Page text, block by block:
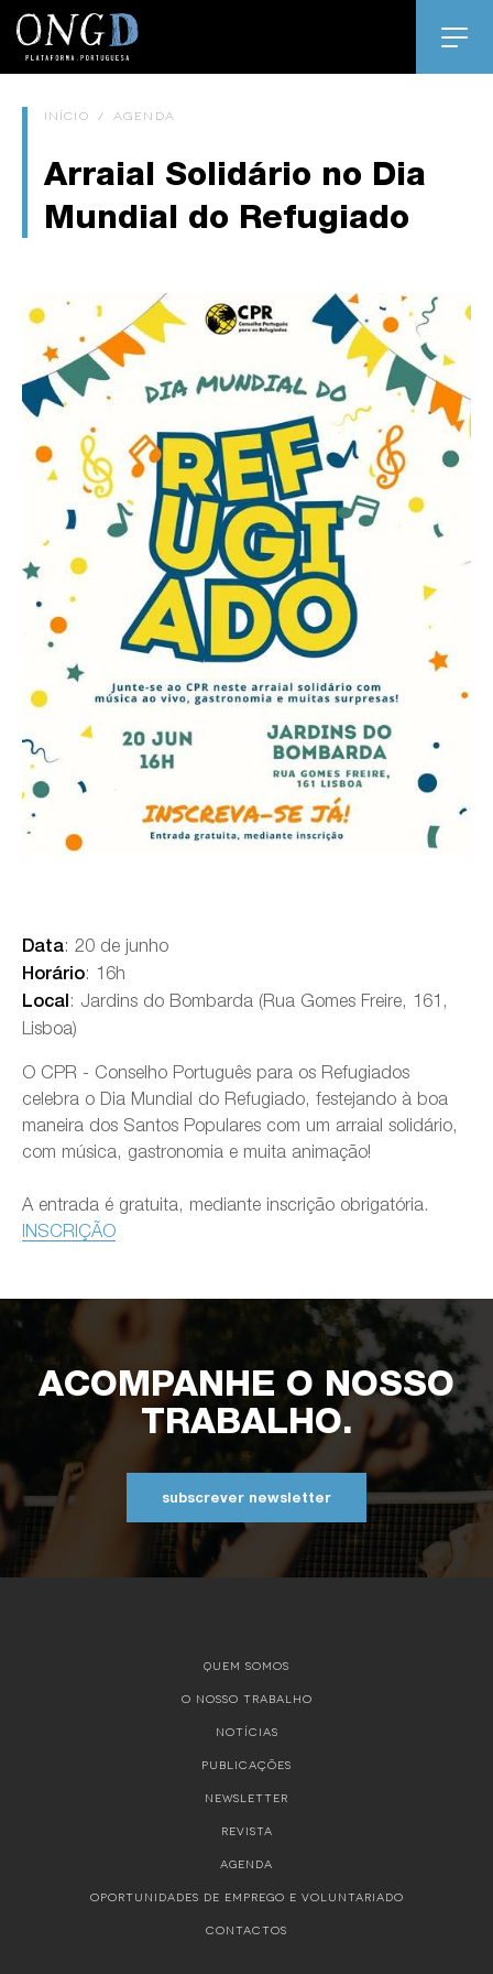
INÍCIO / AGENDA
Arraial Solidário no Dia
Mundial do Refugiado
Data: 20 de junho
Horário: 16h
Local: Jardins do Bombarda (Rua Gomes Freire, 161,
Lisboa)
O CPR - Conselho Português para os Refugiados
celebra o Dia Mundial do Refugiado, festejando à boa
maneira dos Santos Populares com um arraial solidário,
com música, gastronomia e muita animação!
A entrada é gratuita, mediante inscrição obrigatória.
INSCRIÇÃO
ACOMPANHE O NOSSO
TRABALHO.
subscrever newsletter
QUEM SOMOS
O NOSSO TRABALHO
NOTÍCIAS
PUBLICAÇÕES
NEWSLETTER
REVISTA
AGENDA
OPORTUNIDADES DE EMPREGO E VOLUNTARIADO
CONTACTOS